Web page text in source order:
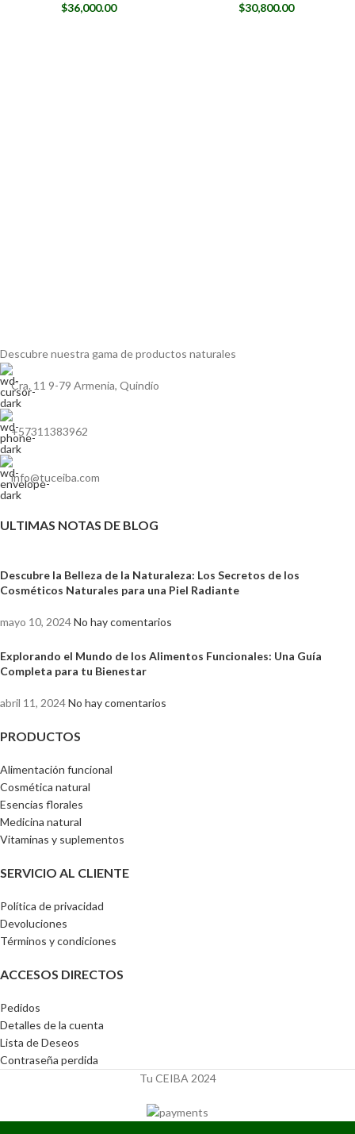
$36,000.00
$30,800.00
Descubre nuestra gama deproductos naturales
Cra. 11 9-79 Armenia, Quindío
+57311383962
info@tuceiba.com
ULTIMAS NOTAS DE BLOG
Descubre la Belleza de la Naturaleza: Los Secretos de los
Cosméticos Naturales para una Piel Radiante
mayo 10, 2024No hay comentarios
Explorando el Mundo de los Alimentos Funcionales: Una Guía
Completa para tu Bienestar
abril 11, 2024No hay comentarios
PRODUCTOS
Alimentación funcional
Cosmética natural
Esencias florales
Medicina natural
Vitaminas y suplementos
SERVICIO AL CLIENTE
Política de privacidad
Devoluciones
Términos y condiciones
ACCESOS DIRECTOS
Pedidos
Detalles de la cuenta
Lista de Deseos
Contraseña perdida
Tu CEIBA 2024